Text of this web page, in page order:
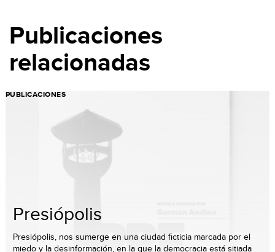
Publicaciones
relacionadas
PUBLICACIONES
Presiópolis
Presiópolis, nos sumerge en una ciudad ficticia marcada por el
miedo y la desinformación, en la que la democracia está sitiada